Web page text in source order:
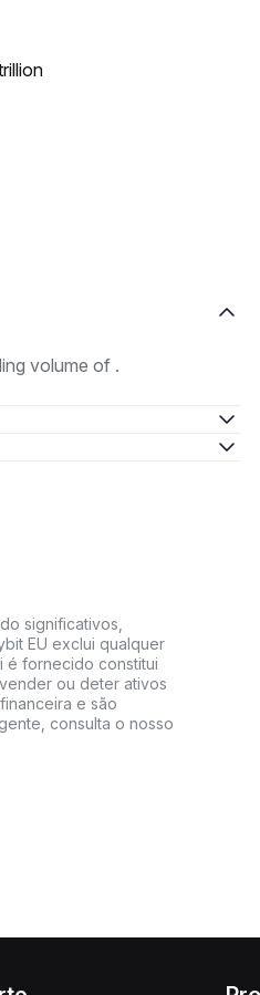
volume of .
significativos,
EU exclui qualquer
é fornecido constitui
ou deter ativos
e são
consulta o nosso